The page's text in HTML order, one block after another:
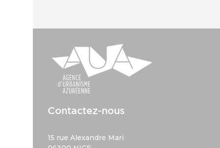
Contactez-nous
15 rue Alexandre Mari